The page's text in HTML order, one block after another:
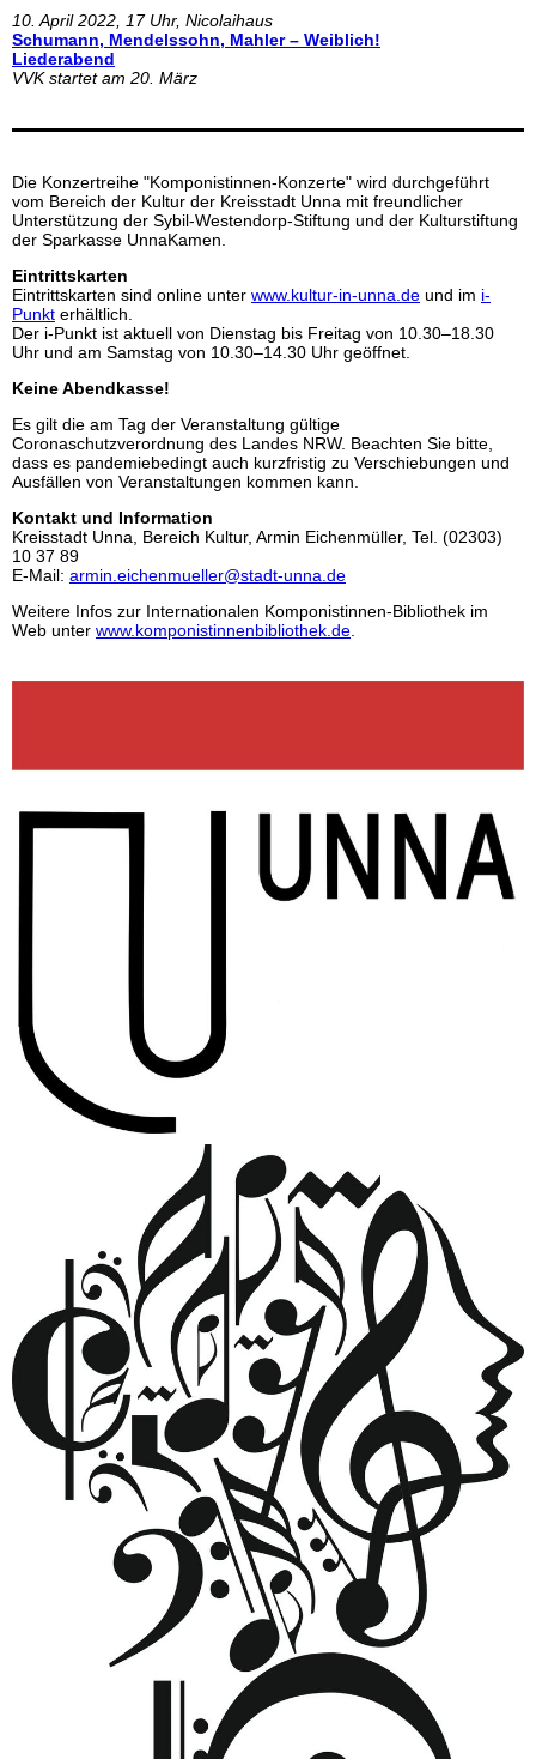
10. April 2022, 17 Uhr, Nicolaihaus
Schumann, Mendelssohn, Mahler – Weiblich!
Liederabend
VVK startet am 20. März
Die Konzertreihe "Komponistinnen-Konzerte" wird durchgeführt
vom Bereich der Kultur der Kreisstadt Unna mit freundlicher
Unterstützung der Sybil-Westendorp-Stiftung und der Kulturstiftung
der Sparkasse UnnaKamen.
Eintrittskarten
Eintrittskarten sind online unter www.kultur-in-unna.de und im i-
Punkt erhältlich.
Der i-Punkt ist aktuell von Dienstag bis Freitag von 10.30–18.30
Uhr und am Samstag von 10.30–14.30 Uhr geöffnet.
Keine Abendkasse!
Es gilt die am Tag der Veranstaltung gültige
Coronaschutzverordnung des Landes NRW. Beachten Sie bitte,
dass es pandemiebedingt auch kurzfristig zu Verschiebungen und
Ausfällen von Veranstaltungen kommen kann.
Kontakt und Information
Kreisstadt Unna, Bereich Kultur, Armin Eichenmüller, Tel. (02303)
10 37 89
E-Mail: armin.eichenmueller@stadt-unna.de
Weitere Infos zur Internationalen Komponistinnen-Bibliothek im
Web unter www.komponistinnenbibliothek.de